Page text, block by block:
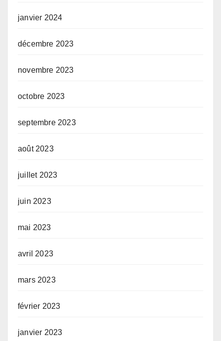
janvier 2024
décembre 2023
novembre 2023
octobre 2023
septembre 2023
août 2023
juillet 2023
juin 2023
mai 2023
avril 2023
mars 2023
février 2023
janvier 2023